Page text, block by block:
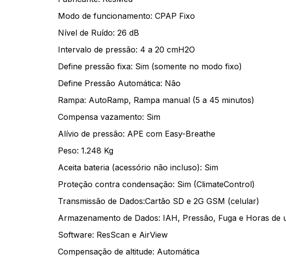
Modo de funcionamento: CPAP Fixo
Nível de Ruído: 26 dB
Intervalo de pressão: 4 a 20 cmH2O
Define pressão fixa: Sim (somente no modo fixo)
Define Pressão Automática: Não
Rampa: AutoRamp, Rampa manual (5 a 45 minutos)
Compensa vazamento: Sim
Alívio de pressão: APE com Easy-Breathe
Peso: 1.248 Kg
Aceita bateria (acessório não incluso): Sim
Proteção contra condensação: Sim (ClimateControl)
Transmissão de Dados:Cartão SD e 2G GSM (celular)
Armazenamento de Dados: IAH, Pressão, Fuga e Horas de
Software: ResScan e AirView
Compensação de altitude: Automática